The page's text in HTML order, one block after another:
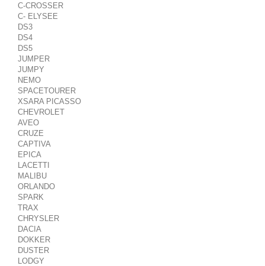
C-CROSSER
C- ELYSEE
DS3
DS4
DS5
JUMPER
JUMPY
NEMO
SPACETOURER
XSARA PICASSO
CHEVROLET
AVEO
CRUZE
CAPTIVA
EPICA
LACETTI
MALIBU
ORLANDO
SPARK
TRAX
CHRYSLER
DACIA
DOKKER
DUSTER
LODGY